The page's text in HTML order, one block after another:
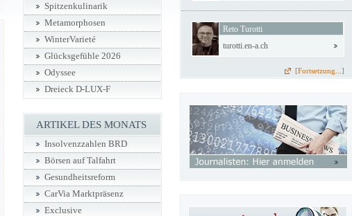
Spitzenkulinarik
Metamorphosen
WinterVarieté
Glücksgefühle 2026
Odyssee
Dreieck D-LUX-F
ARTIKEL DES MONATS
Insolvenzzahlen BRD
Börsen auf Talfahrt
Gesundheitsreform
CarVia Marktpräsenz
Exclusive
Reto Turotti
turotti.en-a.ch
[Fortsetzung...]